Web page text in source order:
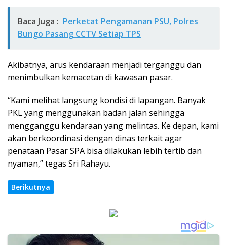
Baca Juga : Perketat Pengamanan PSU, Polres
Bungo Pasang CCTV Setiap TPS
Akibatnya, arus kendaraan menjadi terganggu dan
menimbulkan kemacetan di kawasan pasar.
“Kami melihat langsung kondisi di lapangan. Banyak
PKL yang menggunakan badan jalan sehingga
mengganggu kendaraan yang melintas. Ke depan, kami
akan berkoordinasi dengan dinas terkait agar
penataan Pasar SPA bisa dilakukan lebih tertib dan
nyaman,” tegas Sri Rahayu.
Berikutnya